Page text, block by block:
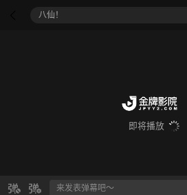
八仙！
即将播放